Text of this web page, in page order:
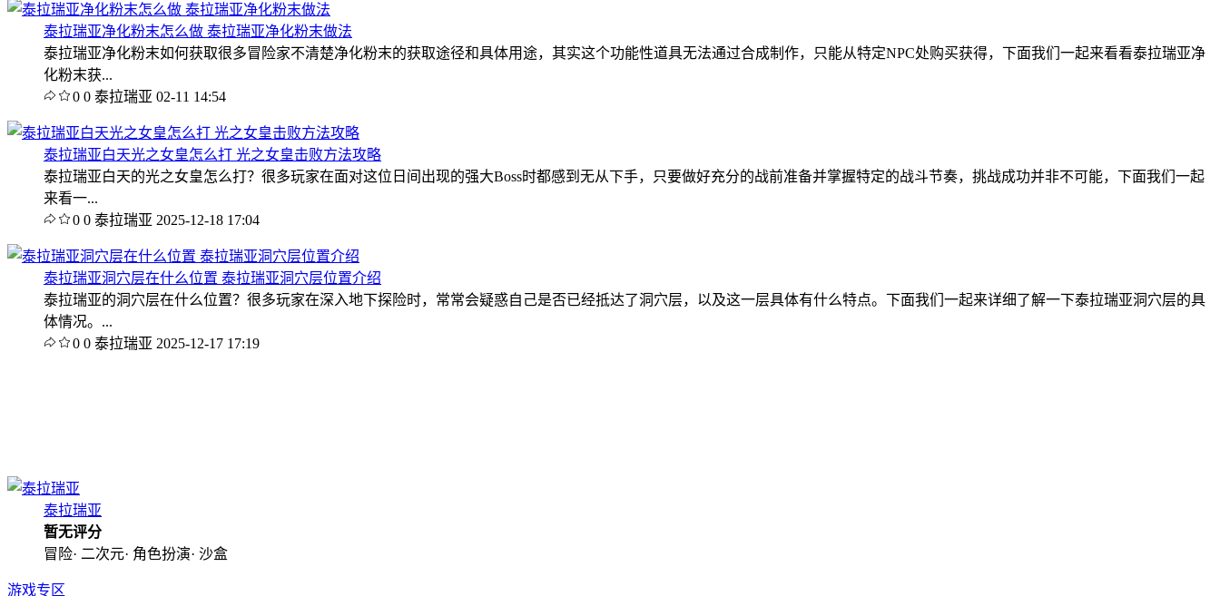
泰拉瑞亚净化粉末怎么做 泰拉瑞亚净化粉末做法
泰拉瑞亚净化粉末如何获取很多冒险家不清楚净化粉末的获取途径和具体用途，其实这个功能性道具无法通过合成制作，只能从特定NPC处购买获得，下面我们一起来看看泰拉瑞亚净
化粉末获...
0 0 泰拉瑞亚 02-11 14:54
泰拉瑞亚白天光之女皇怎么打 光之女皇击败方法攻略
泰拉瑞亚白天的光之女皇怎么打？很多玩家在面对这位日间出现的强大Boss时都感到无从下手，只要做好充分的战前准备并掌握特定的战斗节奏，挑战成功并非不可能，下面我们一起
来看一...
0 0 泰拉瑞亚 2025-12-18 17:04
泰拉瑞亚洞穴层在什么位置 泰拉瑞亚洞穴层位置介绍
泰拉瑞亚的洞穴层在什么位置？很多玩家在深入地下探险时，常常会疑惑自己是否已经抵达了洞穴层，以及这一层具体有什么特点。下面我们一起来详细了解一下泰拉瑞亚洞穴层的具
体情况。...
0 0 泰拉瑞亚 2025-12-17 17:19
泰拉瑞亚
暂无评分
冒险· 二次元· 角色扮演· 沙盒
游戏专区